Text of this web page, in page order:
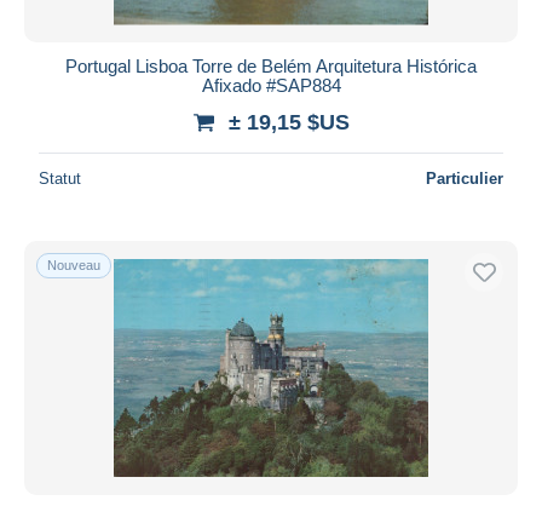
Portugal Lisboa Torre de Belém Arquitetura Histórica
Afixado #SAP884
± 19,15 $US
Statut Particulier
Nouveau